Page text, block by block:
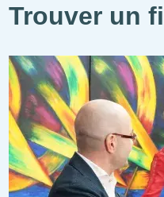
Trouver un
Illustration